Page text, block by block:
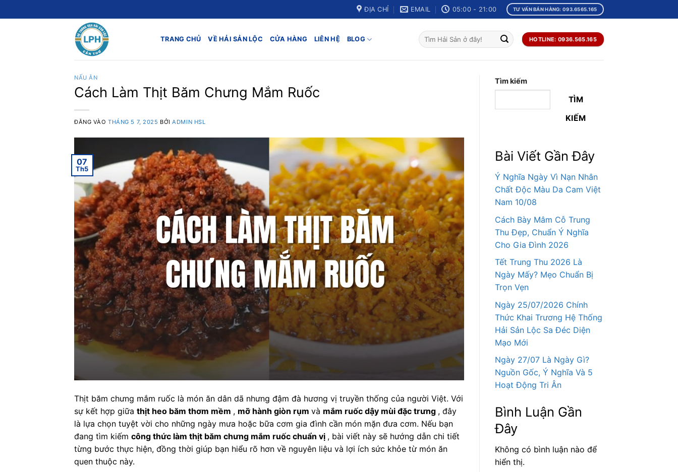
qua
ĐỊA CHỈ EMAIL 05:00 - 21:00 TƯ VẤN BÁN HÀNG: 093.6565.165
TRANG CHỦ VỀ HẢI SẢN LỘC CỬA HÀNG LIÊN HỆ BLOG HOTLINE: 0936.565.165
NẤU ĂN
Cách Làm Thịt Băm Chưng Mắm Ruốc
ĐĂNG VÀOTHÁNG 5 7, 2025 BỞIADMIN HSL
07
Th5
Thịt băm chưng mắm ruốc là món ăn dân dã nhưng đậm đà hương vị truyền thống của người Việt. Với
sự kết hợp giữa thịt heo băm thơm mềm , mỡ hành giòn rụm và mắm ruốc dậy mùi đặc trưng , đây
là lựa chọn tuyệt vời cho những ngày mưa hoặc bữa cơm gia đình cần món mặn đưa cơm. Nếu bạn
đang tìm kiếm công thức làm thịt băm chưng mắm ruốc chuẩn vị , bài viết này sẽ hướng dẫn chi tiết
từng bước thực hiện, đồng thời giúp bạn hiểu rõ hơn về nguyên liệu và lợi ích sức khỏe từ món ăn
quen thuộc này.
Tìm kiếm
TÌM
KIẾM
Bài Viết Gần Đây
Ý Nghĩa Ngày Vì Nạn Nhân
Chất Độc Màu Da Cam Việt
Nam 10/08
Cách Bày Mâm Cỗ Trung
Thu Đẹp, Chuẩn Ý Nghĩa
Cho Gia Đình 2026
Tết Trung Thu 2026 Là
Ngày Mấy? Mẹo Chuẩn Bị
Trọn Vẹn
Ngày 25/07/2026 Chính
Thức Khai Trương Hệ Thống
Hải Sản Lộc Sa Đéc Diện
Mạo Mới
Ngày 27/07 Là Ngày Gì?
Nguồn Gốc, Ý Nghĩa Và 5
Hoạt Động Tri Ân
Bình Luận Gần
Đây
Không có bình luận nào để
hiển thị.